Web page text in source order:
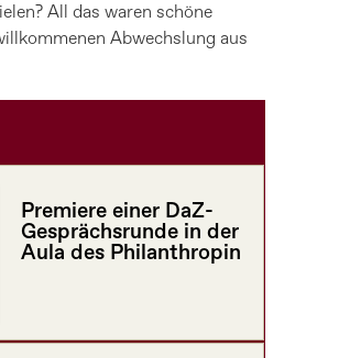
All das waren schöne
Abwechslung aus
Premiere einer DaZ-
Gesprächsrunde in der
Aula des Philanthropin